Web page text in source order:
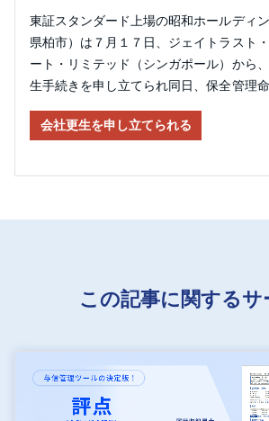
東証スタンダード上場の昭和ホールディ
県柏市）は７月１７日、ジェイトラスト
ート・リミテッド（シンガポール）から
生手続きを申し立てられ同日、保全管理命
会社更生を申し立てられる
この記事に関するサ